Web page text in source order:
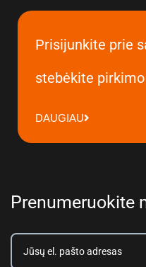
Prisijunkite prie
stebėkite
DAUGIAU
Prenumeruokite